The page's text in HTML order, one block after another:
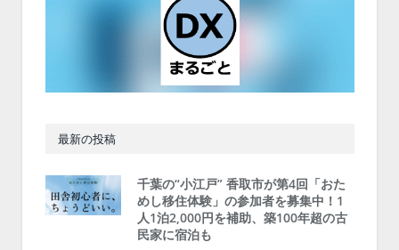
最新の投稿
千葉の“小江戸” 香取市が第4回「おた
めし移住体験」の参加者を募集中！1
人1泊2,000円を補助、築100年超の古
民家に宿泊も